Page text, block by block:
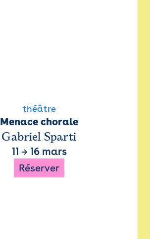
théâtre
Menace chorale
Gabriel Sparti
11 → 16 mars
Réserver